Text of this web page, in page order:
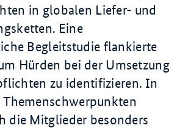
in globalen Liefer- und
Eine
Begleitstudie flankierte
Hürden bei der Umsetzung
zu identifizieren. In
die Mitglieder besonders